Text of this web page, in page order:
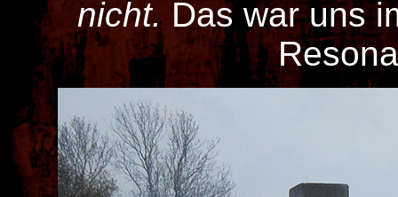
nicht. Das war uns